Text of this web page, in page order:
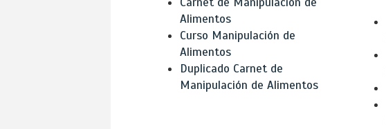
Alimentos
Curso Manipulación de
Alimentos
Duplicado Carnet de
Manipulación de Alimentos